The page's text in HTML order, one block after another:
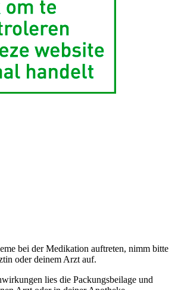
bei der Medikation auftreten, nimm bitte
oder deinem Arzt auf.
lies die Packungsbeilage und